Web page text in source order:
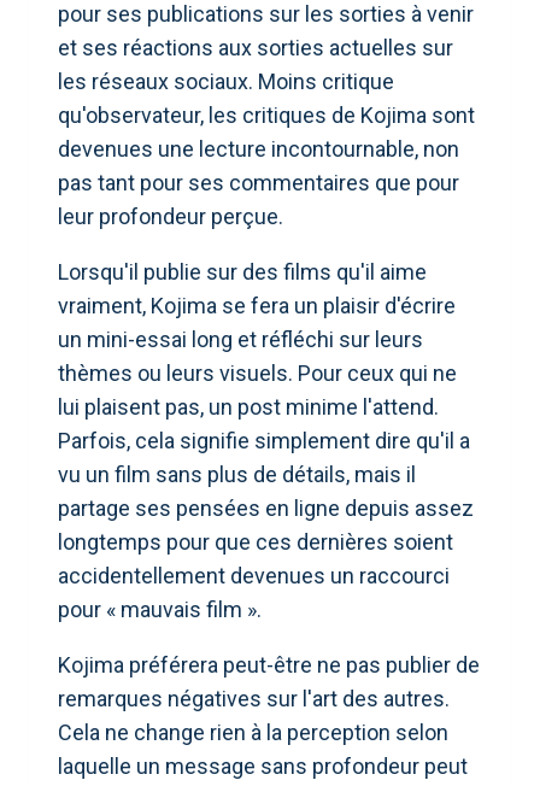
pour ses publications sur les sorties à venir
et ses réactions aux sorties actuelles sur
les réseaux sociaux. Moins critique
qu'observateur, les critiques de Kojima sont
devenues une lecture incontournable, non
pas tant pour ses commentaires que pour
leur profondeur perçue.
Lorsqu'il publie sur des films qu'il aime
vraiment, Kojima se fera un plaisir d'écrire
un mini-essai long et réfléchi sur leurs
thèmes ou leurs visuels. Pour ceux qui ne
lui plaisent pas, un post minime l'attend.
Parfois, cela signifie simplement dire qu'il a
vu un film sans plus de détails, mais il
partage ses pensées en ligne depuis assez
longtemps pour que ces dernières soient
accidentellement devenues un raccourci
pour « mauvais film ».
Kojima préférera peut-être ne pas publier de
remarques négatives sur l'art des autres.
Cela ne change rien à la perception selon
laquelle un message sans profondeur peut